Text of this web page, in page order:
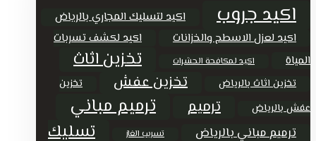
اكيد جروب اكيد لتسليك المجاري بالرياض
اكيد لعزل الاسطح والخزانات
اكيد لكشف تسربات
المياة
اكيد لمكافحة الحشرات تخزين اثاث
تخزين اثاث بالرياض تخزين عفش
تخزين
عفش بالرياض
ترميم ترميم مباني
ترميم مباني بالرياض تسريب الغاز
تسليك